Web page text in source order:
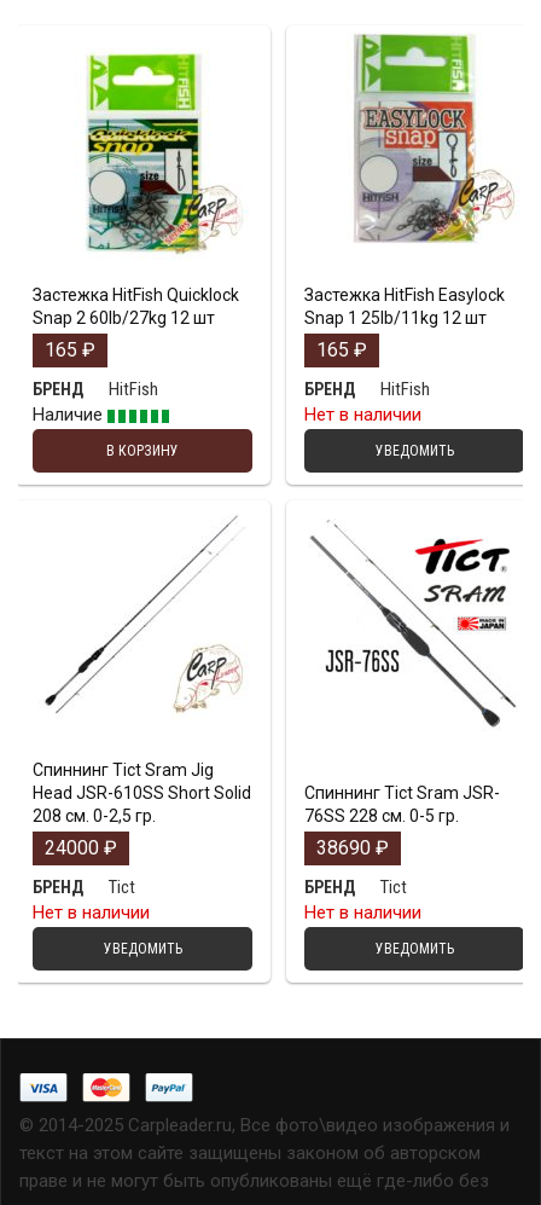
Застежка HitFish Quicklock
Snap 2 60lb/27kg 12 шт
165 ₽
БРЕНД
HitFish
Наличие
В КОРЗИНУ
Застежка HitFish Easylock
Snap 1 25lb/11kg 12 шт
165 ₽
БРЕНД
HitFish
Нет в наличии
УВЕДОМИТЬ
Спиннинг Tict Sram Jig
Head JSR-610SS Short Solid
208 см. 0-2,5 гр.
24000 ₽
БРЕНД
Tict
Нет в наличии
УВЕДОМИТЬ
Спиннинг Tict Sram JSR-
76SS 228 см. 0-5 гр.
38690 ₽
БРЕНД
Tict
Нет в наличии
УВЕДОМИТЬ
© 2014-2025 Carpleader.ru, Все фото\видео изображения и
текст на этом сайте защищены законом об авторском
праве и не могут быть опубликованы ещё где-либо без